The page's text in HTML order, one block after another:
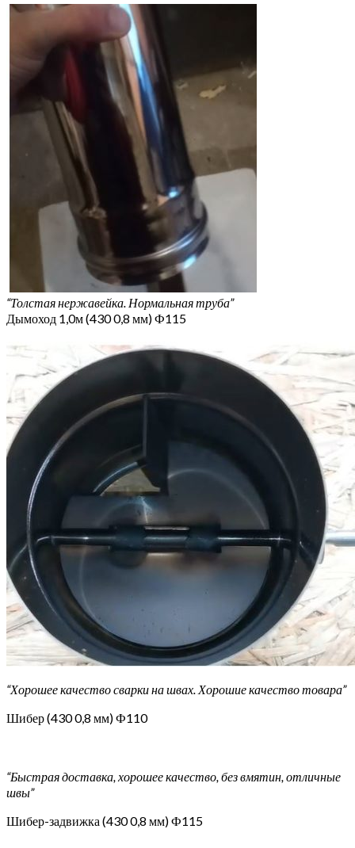
“Толстая нержавейка. Нормальная труба”
Дымоход 1,0м (430 0,8 мм) Ф115
“Хорошее качество сварки на швах. Хорошие качество товара”
Шибер (430 0,8 мм) Ф110
“Быстрая доставка, хорошее качество, без вмятин, отличные
швы”
Шибер-задвижка (430 0,8 мм) Ф115